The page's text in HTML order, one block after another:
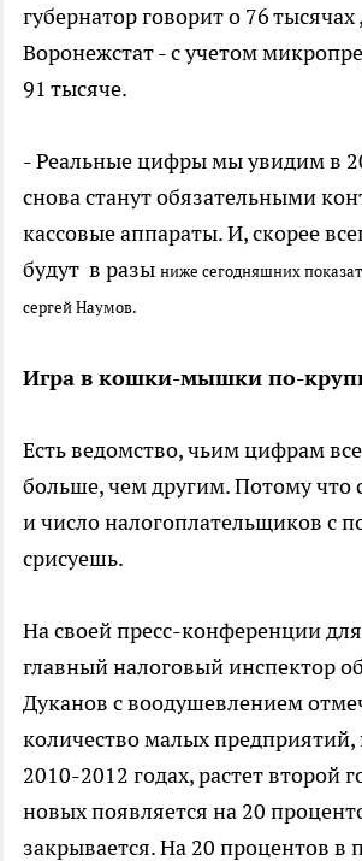
губернатор говорит о 76
Воронежстат - с учетом
91 тысяче.
- Реальные цифры мы увидим в
снова станут обязательными
кассовые аппараты. И, скорее
будут в разы ниже сегодняшних
сергей Наумов.
Игра в кошки-мышки по-
Есть ведомство, чьим цифрам
больше, чем другим. Потому что
и число налогоплательщиков с
срисуешь.
На своей пресс-конференции
главный налоговый инспектор
Дуканов с воодушевлением
количество малых предприятий,
2010-2012 годах, растет второй
новых появляется на 20
закрывается. На 20 процентов в